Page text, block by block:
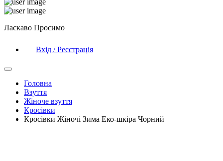
Ласкаво Просимо
Вхід / Реєстрація
Головна
Взуття
Жіноче взуття
Кросівки
Кросівки Жіночі Зима Еко-шкіра Чорний